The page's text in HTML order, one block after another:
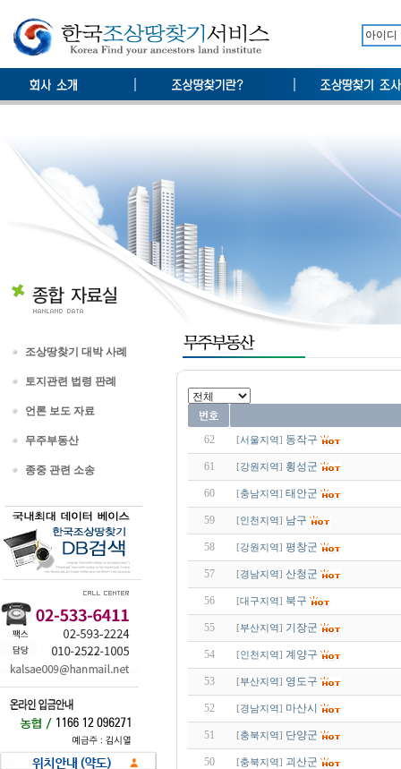
조상땅찾기 대박 사례
토지관련 법령 판례
언론 보도 자료
무주부동산
종중 관련 소송
62 [서울지역] 동작구
61 [강원지역] 횡성군
60 [충남지역] 태안군
59 [인천지역] 남구
58 [강원지역] 평창군
57 [경남지역] 산청군
56 [대구지역] 북구
55 [부산지역] 기장군
54 [인천지역] 계양구
53 [부산지역] 영도구
52 [경남지역] 마산시
51 [충북지역] 단양군
50 [충북지역] 괴산군